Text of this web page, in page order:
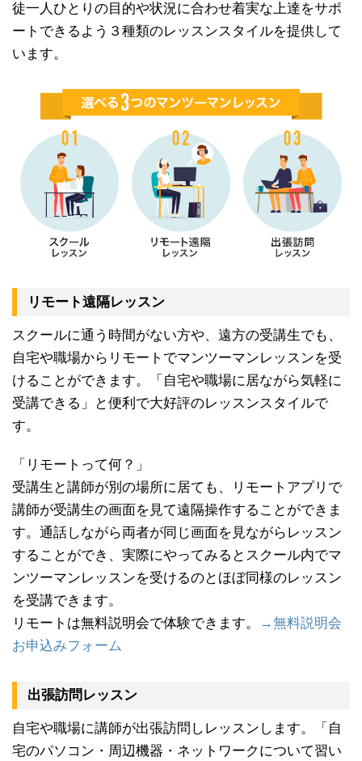
徒一人ひとりの目的や状況に合わせ着実な上達をサポ
ートできるよう３種類のレッスンスタイルを提供して
います。
リモート遠隔レッスン
スクールに通う時間がない方や、遠方の受講生でも、
自宅や職場からリモートでマンツーマンレッスンを受
けることができます。「自宅や職場に居ながら気軽に
受講できる」と便利で大好評のレッスンスタイルで
す。
「リモートって何？」
受講生と講師が別の場所に居ても、リモートアプリで
講師が受講生の画面を見て遠隔操作することができま
す。通話しながら両者が同じ画面を見ながらレッスン
することができ、実際にやってみるとスクール内でマ
ンツーマンレッスンを受けるのとほぼ同様のレッスン
を受講できます。
リモートは無料説明会で体験できます。
→無料説明会
お申込みフォーム
出張訪問レッスン
自宅や職場に講師が出張訪問しレッスンします。「自
宅のパソコン・周辺機器・ネットワークについて習い